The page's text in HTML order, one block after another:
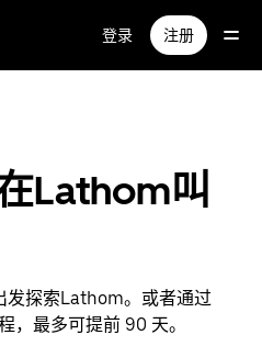
登录 注册
Lathom叫
发探索Lathom。或者通过
，最多可提前 90 天。